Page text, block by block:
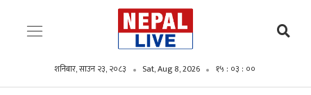
शनिबार, साउन २३, २०८३ Sat, Aug 8, 2026 १५ : ०३ : ०२